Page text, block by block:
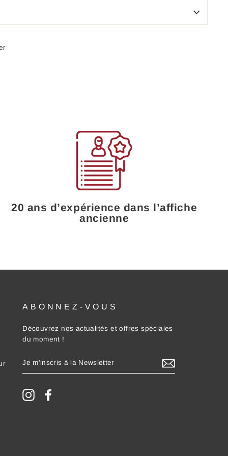
20 ans d’expérience dans l’affiche
ancienne
ABONNEZ-VOUS
Découvrez nos actualités et offres spéciales
du moment !
M'INSCRIS
À
NEWSLETTER
Instagram